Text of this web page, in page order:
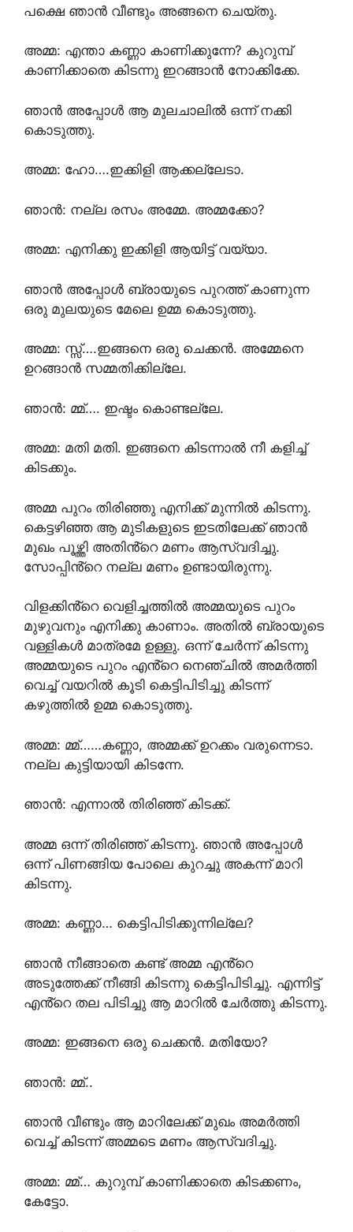
പക്ഷെ ഞാൻ വീണ്ടും അങ്ങനെ ചെയ്തു.
അമ്മ: എന്താ കണ്ണാ കാണിക്കുന്നേ? കുറുമ്പ്
കാണിക്കാതെ കിടന്നു ഇറങ്ങാൻ നോക്കിക്കേ.
ഞാൻ അപ്പോൾ ആ മുലചാലിൽ ഒന്ന് നക്കി
കൊടുത്തു.
അമ്മ: ഹോ….ഇക്കിളി ആക്കല്ലേടാ.
ഞാൻ: നല്ല രസം അമ്മേ. അമ്മക്കോ?
അമ്മ: എനിക്കു ഇക്കിളി ആയിട്ട് വയ്യാ.
ഞാൻ അപ്പോൾ ബ്രായുടെ പുറത്ത് കാണുന്ന
ഒരു മുലയുടെ മേലെ ഉമ്മ കൊടുത്തു.
അമ്മ: സ്സ്‌….ഇങ്ങനെ ഒരു ചെക്കൻ. അമ്മേനെ
ഉറങ്ങാൻ സമ്മതിക്കില്ലേ.
ഞാൻ: മ്മ്…. ഇഷ്ടം കൊണ്ടല്ലേ.
അമ്മ: മതി മതി. ഇങ്ങനെ കിടന്നാൽ നീ കളിച്ച്
കിടക്കും.
അമ്മ പുറം തിരിഞ്ഞു എനിക്ക് മുന്നിൽ കിടന്നു.
കെട്ടഴിഞ്ഞ ആ മുടികളുടെ ഇടതിലേക്ക് ഞാൻ
മുഖം പൂഴ്ത്തി അതിൻ്റെ മണം ആസ്വദിച്ചു.
സോപ്പിൻ്റെ നല്ല മണം ഉണ്ടായിരുന്നു.
വിളക്കിൻ്റെ വെളിച്ചത്തിൽ അമ്മയുടെ പുറം
മുഴുവനും എനിക്കു കാണാം. അതിൽ ബ്രായുടെ
വള്ളികൾ മാത്രമേ ഉള്ളു. ഒന്ന് ചേർന്ന് കിടന്നു
അമ്മയുടെ പുറം എൻ്റെ നെഞ്ചിൽ അമർത്തി
വെച്ച് വയറിൽ കൂടി കെട്ടിപിടിച്ചു കിടന്ന്
കഴുത്തിൽ ഉമ്മ കൊടുത്തു.
അമ്മ: മ്മ്……കണ്ണാ, അമ്മക്ക് ഉറക്കം വരുന്നെടാ.
നല്ല കുട്ടിയായി കിടന്നേ.
ഞാൻ: എന്നാൽ തിരിഞ്ഞ് കിടക്ക്.
അമ്മ ഒന്ന് തിരിഞ്ഞ് കിടന്നു. ഞാൻ അപ്പോൾ
ഒന്ന് പിണങ്ങിയ പോലെ കുറച്ചു അകന്ന് മാറി
കിടന്നു.
അമ്മ: കണ്ണാ… കെട്ടിപിടിക്കുന്നില്ലേ?
ഞാൻ നീങ്ങാതെ കണ്ട് അമ്മ എൻ്റെ
അടുത്തേക്ക് നീങ്ങി കിടന്നു കെട്ടിപിടിച്ചു. എന്നിട്ട്
എൻ്റെ തല പിടിച്ചു ആ മാറിൽ ചേർത്തു കിടന്നു.
അമ്മ: ഇങ്ങനെ ഒരു ചെക്കൻ. മതിയോ?
ഞാൻ: മ്മ്..
ഞാൻ വീണ്ടും ആ മാറിലേക്ക് മുഖം അമർത്തി
വെച്ച് കിടന്ന് അമ്മടെ മണം ആസ്വദിച്ചു.
അമ്മ: മ്മ്… കുറുമ്പ് കാണിക്കാതെ കിടക്കണം,
കേട്ടോ.